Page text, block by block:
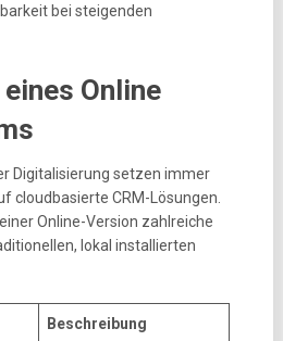
bei steigenden
Online
Digitalisierung setzen immer
cloudbasierte CRM-Lösungen.
Online-Version zahlreiche
lokal installierten
Beschreibung